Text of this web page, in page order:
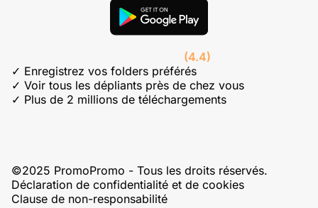
(4.4)
✓ Enregistrez vos folders préférés
✓ Voir tous les dépliants près de chez vous
✓ Plus de 2 millions de téléchargements
©2025 PromoPromo - Tous les droits réservés.
Déclaration de confidentialité et de cookies
Clause de non-responsabilité